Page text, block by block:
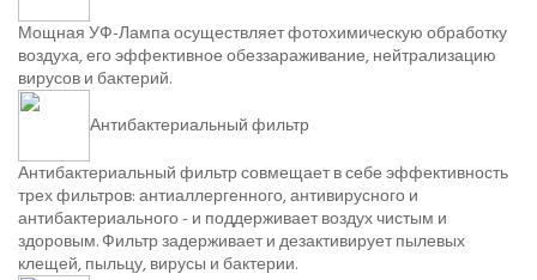
Мощная УФ-Лампа осуществляет фотохимическую обработку
воздуха, его эффективное обеззараживание, нейтрализацию
вирусов и бактерий.
Антибактериальный фильтр
Антибактериальный фильтр совмещает в себе эффективность
трех фильтров: антиаллергенного, антивирусного и
антибактериального - и поддерживает воздух чистым и
здоровым. Фильтр задерживает и дезактивирует пылевых
клещей, пыльцу, вирусы и бактерии.